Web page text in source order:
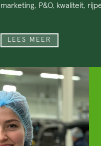
marketing, P&O, kwaliteit,
LEES MEER